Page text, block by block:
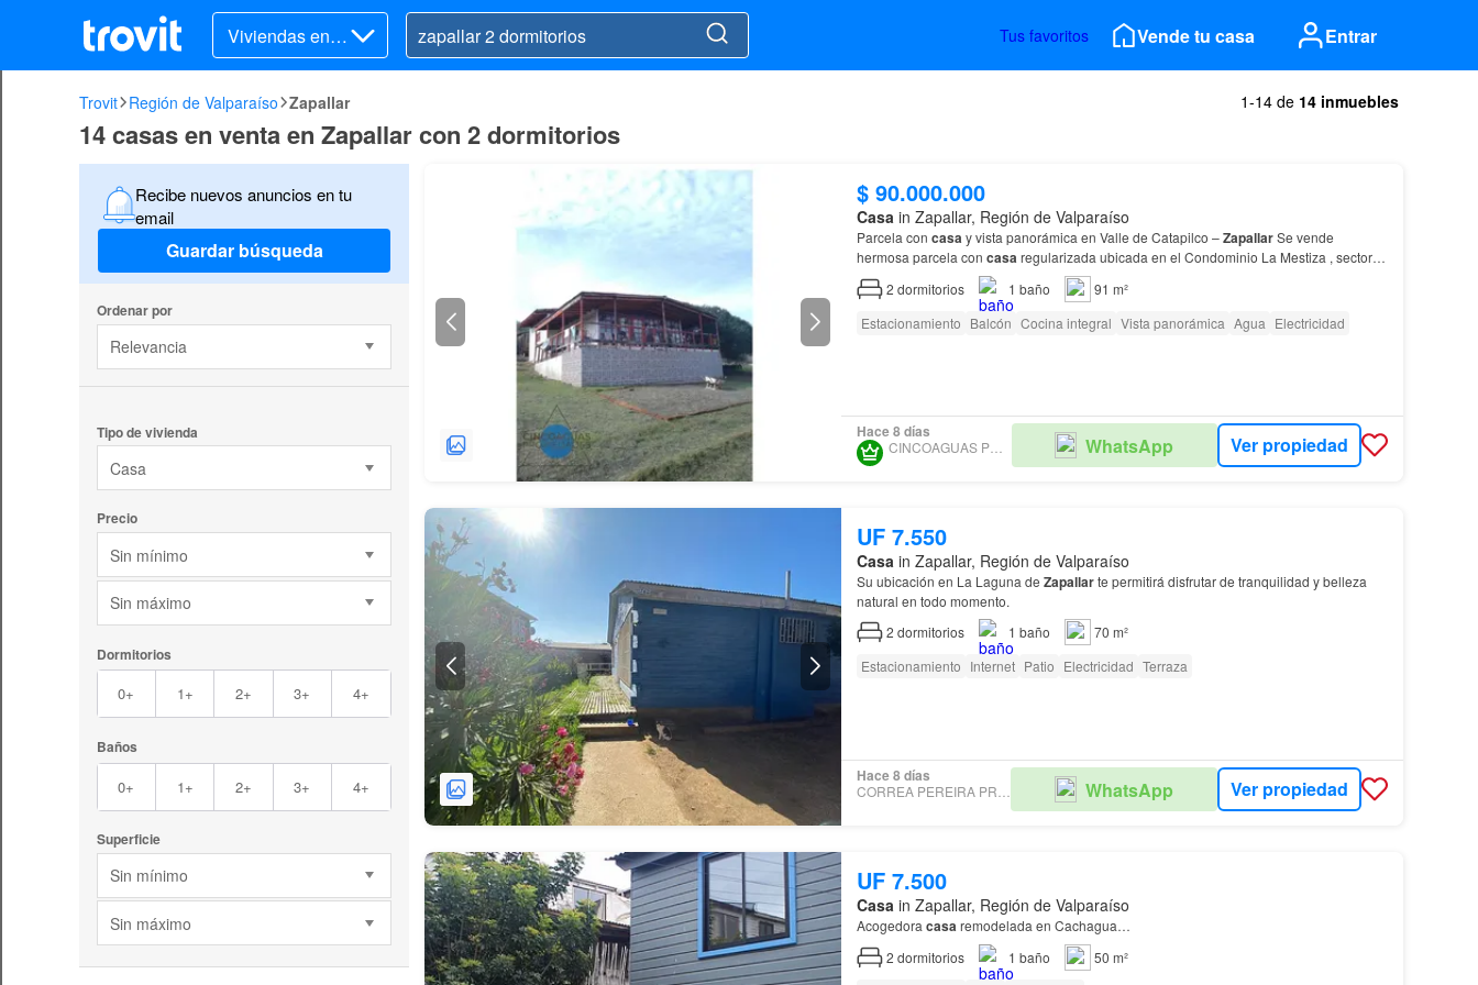
Viviendas en v
enta
Tus favoritos Vende tu casa Entrar
Trovit Región de Valparaíso Zapallar 1-14 de 14 inmuebles
14 casas en venta en Zapallar con 2 dormitorios
Recibe nuevos anuncios en tu
email
Guardar búsqueda
Ordenar por
Relevancia
Tipo de vivienda
Casa
Precio
Sin mínimo
Sin máximo
Dormitorios
0+ 1+ 2+ 3+ 4+
Baños
0+ 1+ 2+ 3+ 4+
Superficie
Sin mínimo
Sin máximo
$ 90.000.000
Casain Zapallar, Región de Valparaíso
Parcela con casay vista panorámica en Valle de Catapilco –ZapallarSe vende
hermosa parcela con casaregularizada ubicada en el Condominio La Mestiza , sector
Catapilco, comuna deZapallar
2 dormitorios 1 baño
91 m²
Estacionamiento Balcón Cocina integral Vista panorámica Agua Electricidad
Hace 8 días
CINCOAGUAS PROPIEDADES WhatsApp Ver propiedad
UF 7.550
Casa in Zapallar, Región de Valparaíso
Su ubicación en La Laguna de Zapallarte permitirá disfrutar de tranquilidad y belleza
natural en todo momento.
2 dormitorios 1 baño
70 m²
Estacionamiento Internet Patio Electricidad Terraza
Hace 8 días
CORREA PEREIRA PROPIEDADES WhatsApp Ver propiedad
UF 7.500
Casa in Zapallar, Región de Valparaíso
Acogedora casaremodelada en Cachagua…
2 dormitorios 1 baño
50 m²